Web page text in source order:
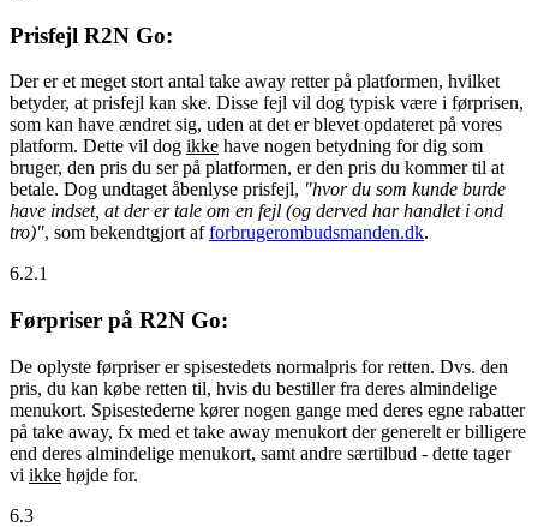
Prisfejl R2N Go:
Der er et meget stort antal take away retter på platformen, hvilket
betyder, at prisfejl kan ske. Disse fejl vil dog typisk være i førprisen,
som kan have ændret sig, uden at det er blevet opdateret på vores
platform. Dette vil dog ikke have nogen betydning for dig som
bruger, den pris du ser på platformen, er den pris du kommer til at
betale. Dog undtaget åbenlyse prisfejl, "hvor du som kunde burde
have indset, at der er tale om en fejl (og derved har handlet i ond
tro)", som bekendtgjort afforbrugerombudsmanden.dk.
6.2.1
Førpriser på R2N Go:
De oplyste førpriser er spisestedets normalpris for retten. Dvs. den
pris, du kan købe retten til, hvis du bestiller fra deres almindelige
menukort. Spisestederne kører nogen gange med deres egne rabatter
på take away, fx med et take away menukort der generelt er billigere
end deres almindelige menukort, samt andre særtilbud - dette tager
vi ikke højde for.
6.3